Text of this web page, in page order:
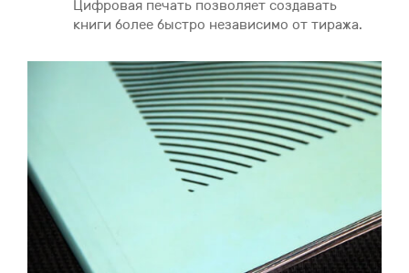
Цифровая печать позволяет создавать
книги более быстро независимо от тиража.